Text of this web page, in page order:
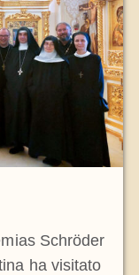
Schröder
ha visitato